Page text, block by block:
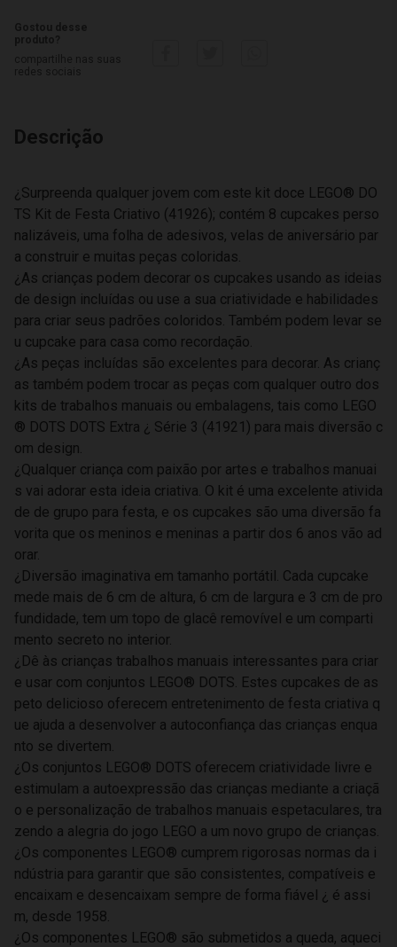
Descrição
¿Surpreenda qualquer jovem com este kit doce LEGO® DO
TS Kit de Festa Criativo (41926); contém 8 cupcakes perso
nalizáveis, uma folha de adesivos, velas de aniversário par
a construir e muitas peças coloridas.
¿As crianças podem decorar os cupcakes usando as ideias
de design incluídas ou use a sua criatividade e habilidades
para criar seus padrões coloridos. Também podem levar se
u cupcake para casa como recordação.
¿As peças incluídas são excelentes para decorar. As crianç
as também podem trocar as peças com qualquer outro dos
kits de trabalhos manuais ou embalagens, tais como LEGO
® DOTS DOTS Extra ¿ Série 3 (41921) para mais diversão c
om design.
¿Qualquer criança com paixão por artes e trabalhos manuai
s vai adorar esta ideia criativa. O kit é uma excelente ativida
de de grupo para festa, e os cupcakes são uma diversão fa
vorita que os meninos e meninas a partir dos 6 anos vão ad
orar.
¿Diversão imaginativa em tamanho portátil. Cada cupcake
mede mais de 6 cm de altura, 6 cm de largura e 3 cm de pro
fundidade, tem um topo de glacê removível e um comparti
mento secreto no interior.
¿Dê às crianças trabalhos manuais interessantes para criar
e usar com conjuntos LEGO® DOTS. Estes cupcakes de as
peto delicioso oferecem entretenimento de festa criativa q
ue ajuda a desenvolver a autoconfiança das crianças enqua
nto se divertem.
¿Os conjuntos LEGO® DOTS oferecem criatividade livre e
estimulam a autoexpressão das crianças mediante a criaçã
o e personalização de trabalhos manuais espetaculares, tra
zendo a alegria do jogo LEGO a um novo grupo de crianças.
¿Os componentes LEGO® cumprem rigorosas normas da i
ndústria para garantir que são consistentes, compatíveis e
encaixam e desencaixam sempre de forma fiável ¿ é assi
m, desde 1958.
¿Os componentes LEGO® são submetidos a queda, aqueci